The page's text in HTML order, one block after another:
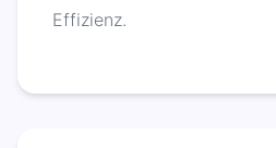
Effizienz.